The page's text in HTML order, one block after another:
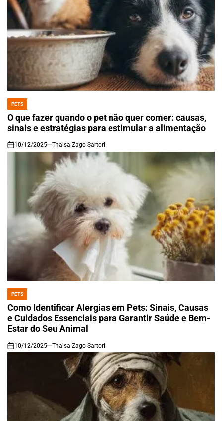
POSTED
IN
PETS
O que fazer quando o pet não quer comer: causas,
sinais e estratégias para estimular a alimentação
on
10/12/2025 Thaisa Zago Sartori
POSTED
IN
PETS
Como Identificar Alergias em Pets: Sinais, Causas
e Cuidados Essenciais para Garantir Saúde e Bem-
Estar do Seu Animal
on
10/12/2025 Thaisa Zago Sartori